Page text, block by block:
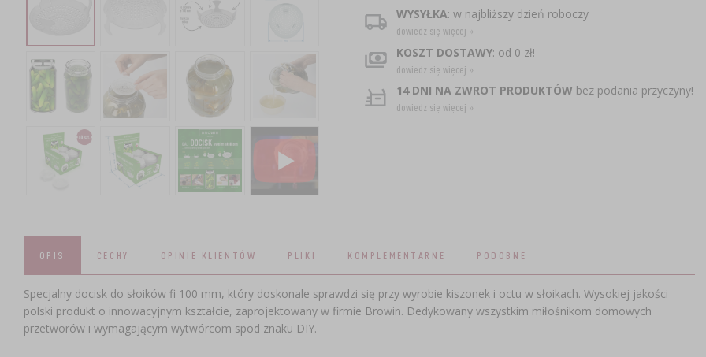
WYSYŁKA: w najbliższy dzień roboczy
dowiedz się więcej »
KOSZT DOSTAWY: od 0 zł!
dowiedz się więcej »
14 DNI NA ZWROT PRODUKTÓW bez podania przyczyny!
dowiedz się więcej »
OPIS CECHY OPINIE KLIENTÓW PLIKI KOMPLEMENTARNE PODOBNE
Specjalny docisk do słoików fi 100 mm, który doskonale sprawdzi się przy wyrobie kiszonek i octu w słoikach. Wysokiej jakości
polski produkt o innowacyjnym kształcie, zaprojektowany w firmie Browin. Dedykowany wszystkim miłośnikom domowych
przetworów i wymagającym wytwórcom spod znaku DIY.